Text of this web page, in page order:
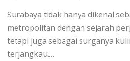
Surabaya tidak hanya dikenal
metropolitan dengan sejarah
tetapi juga sebagai surganya
terjangkau.…